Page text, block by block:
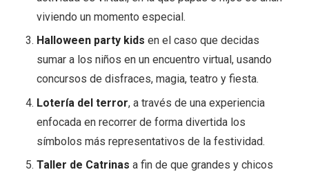
viviendo un momento especial.
Halloween party kids en el caso que decidas
sumar a los niños en un encuentro virtual, usando
concursos de disfraces, magia, teatro y fiesta.
Lotería del terror, a través de una experiencia
enfocada en recorrer de forma divertida los
símbolos más representativos de la festividad.
Taller de Catrinas a fin de que grandes y chicos